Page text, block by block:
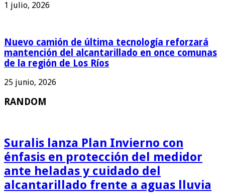
1 julio, 2026
Nuevo camión de última tecnología reforzará
mantención del alcantarillado en once comunas
de la región de Los Ríos
25 junio, 2026
RANDOM
Suralis lanza Plan Invierno con
énfasis en protección del medidor
ante heladas y cuidado del
alcantarillado frente a aguas lluvia